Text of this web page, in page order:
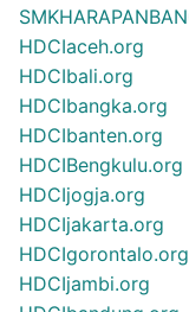
HDCIaceh.org
HDCIbali.org
HDCIbangka.org
HDCIbanten.org
HDCIBengkulu.org
HDCIjogja.org
HDCIjakarta.org
HDCIgorontalo.org
HDCIjambi.org